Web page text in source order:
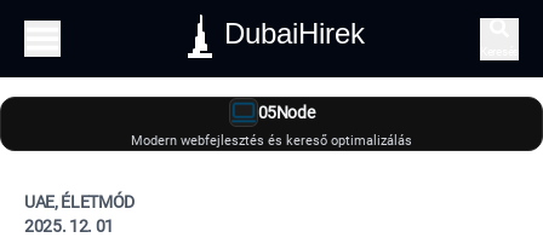
DubaiHirek
05Node
Modern webfejlesztés és kereső optimalizálás
UAE, ÉLETMÓD
2025. 12. 01